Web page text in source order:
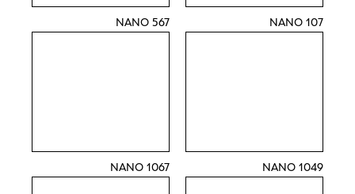
107 NANO
567 NANO
1049 NANO
1067 NANO